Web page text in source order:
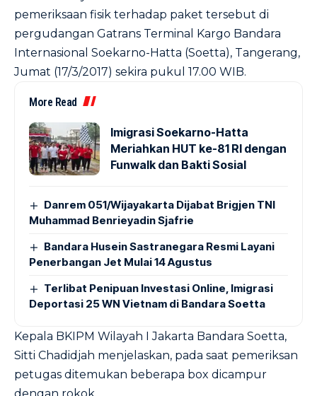
pemeriksaan fisik terhadap paket tersebut di
pergudangan Gatrans Terminal Kargo Bandara
Internasional Soekarno-Hatta (Soetta), Tangerang,
Jumat (17/3/2017) sekira pukul 17.00 WIB.
More Read
Imigrasi Soekarno-Hatta
Meriahkan HUT ke-81 RI dengan
Funwalk dan Bakti Sosial
Danrem 051/Wijayakarta Dijabat Brigjen TNI
Muhammad Benrieyadin Sjafrie
Bandara Husein Sastranegara Resmi Layani
Penerbangan Jet Mulai 14 Agustus
Terlibat Penipuan Investasi Online, Imigrasi
Deportasi 25 WN Vietnam di Bandara Soetta
Kepala BKIPM Wilayah I Jakarta Bandara Soetta,
Sitti Chadidjah menjelaskan, pada saat pemeriksan
petugas ditemukan beberapa box dicampur